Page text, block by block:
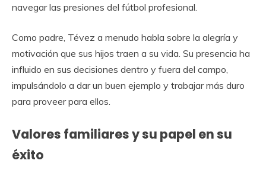
navegar las presiones del fútbol profesional.
Como padre, Tévez a menudo habla sobre la alegría y
motivación que sus hijos traen a su vida. Su presencia ha
influido en sus decisiones dentro y fuera del campo,
impulsándolo a dar un buen ejemplo y trabajar más duro
para proveer para ellos.
Valores familiares y su papel en su
éxito